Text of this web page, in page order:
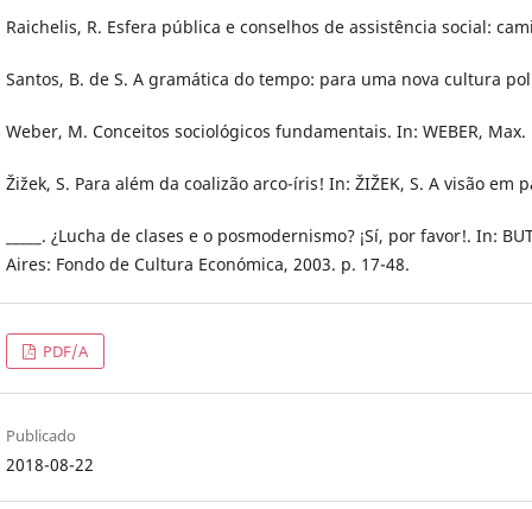
Raichelis, R. Esfera pública e conselhos de assistência social:
Santos, B. de S. A gramática do tempo: para uma nova cultura
Weber, M. Conceitos sociológicos fundamentais. In: WEBER,
Žižek, S. Para além da coalizão arco-íris! In: ŽIŽEK, S. A visão em
_____. ¿Lucha de clases e o posmodernismo? ¡Sí, por favor!. In:
Aires: Fondo de Cultura Económica, 2003. p. 17-48.
PDF/A
Publicado
2018-08-22